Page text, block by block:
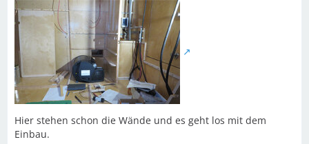
Hier stehen schon die Wände und es geht los mit dem
Einbau.